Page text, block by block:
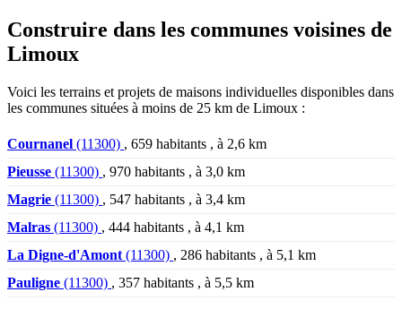
Construire dans les communes voisines de
Limoux
Voici les terrains et projets de maisons individuelles disponibles dans
les communes situées à moins de 25 km de Limoux :
Cournanel (11300) , 659 habitants , à 2,6 km
Pieusse (11300) , 970 habitants , à 3,0 km
Magrie (11300) , 547 habitants , à 3,4 km
Malras (11300) , 444 habitants , à 4,1 km
La Digne-d'Amont (11300) , 286 habitants , à 5,1 km
Pauligne (11300) , 357 habitants , à 5,5 km